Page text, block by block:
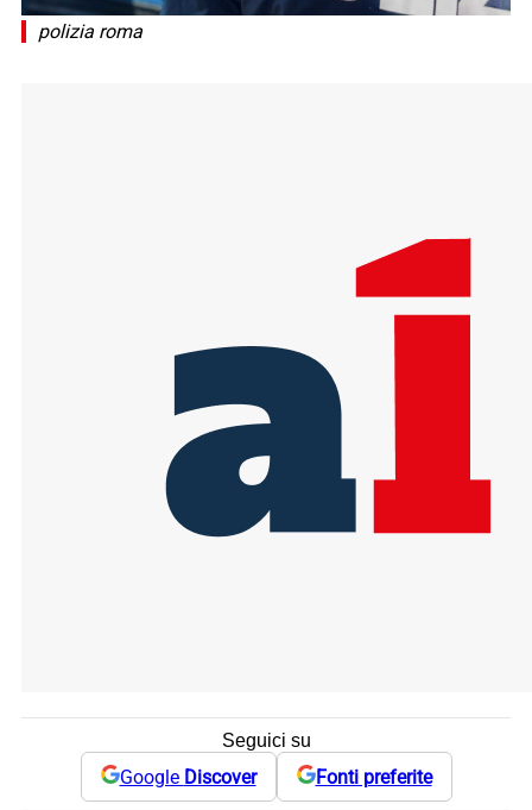
polizia roma
Seguici su
Google Discover Fonti preferite